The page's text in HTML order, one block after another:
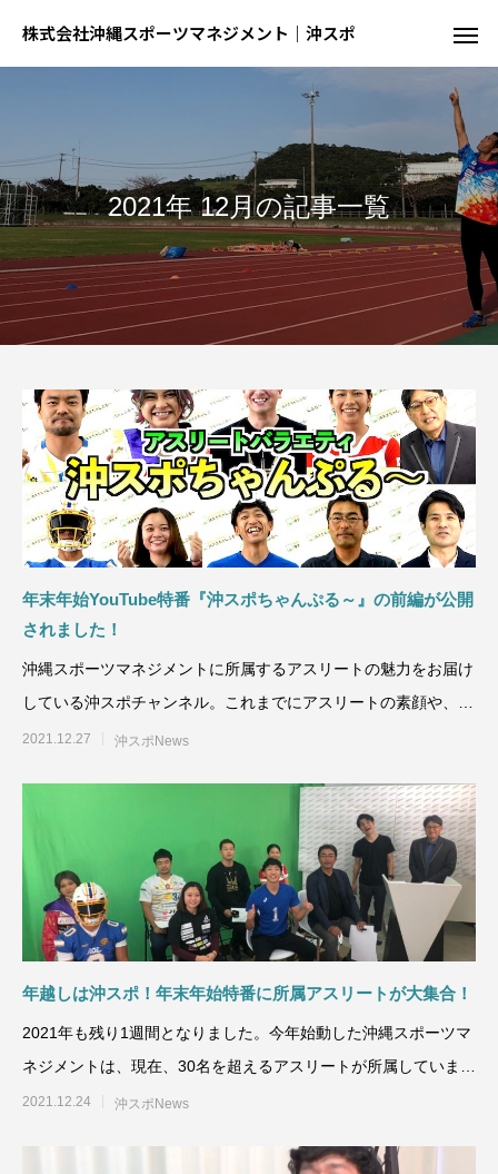
株式会社沖縄スポーツマネジメント｜沖スポ
陸
結果が出るとは限らない、でも才能が全て
ではない！
球
球を操る技を磨く、制約の中での駆
を楽しむ
2021年 12月の記事一覧
年末年始YouTube特番『沖スポちゃんぷる～』の前編が公開
されました！
沖縄スポーツマネジメントに所属するアスリートの魅力をお届け
している沖スポチャンネル。これまでにアスリートの素顔や、テ
レビ番組の裏側な
2021.12.27 沖スポNews
年越しは沖スポ！年末年始特番に所属アスリートが大集合！
2021年も残り1週間となりました。今年始動した沖縄スポーツマ
ネジメントは、現在、30名を超えるアスリートが所属していま
す。
2021.12.24 沖スポNews